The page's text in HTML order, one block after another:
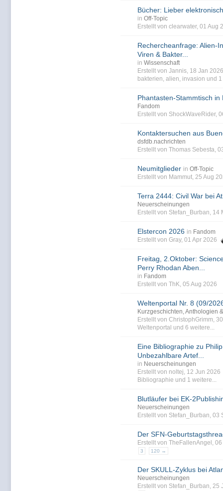
Bücher: Lieber
in Off-Topic
Erstellt von clearwater, 01 Aug
Rechercheanfrage: Alien-
Viren & Bakter...
in Wissenschaft
Erstellt von Jannis, 18 Jan
bakterien, alien, invasion und
Phantasten-Stammtisch in
Fandom
Erstellt von ShockWaveRider,
Kontaktersuchen aus
dsfdb.nachrichten
Erstellt von Thomas Sebesta,
Neumitglieder in Off-Topic
Erstellt von Mammut, 25 Aug
Terra 2444: Civil War bei
Neuerscheinungen
Erstellt von Stefan_Burban, 14
Elstercon 2026 in Fandom
Erstellt von Gray, 01 Apr 2026
Freitag, 2.Oktober:
Perry Rhodan Aben...
in Fandom
Erstellt von ThK, 05 Aug 2026
Weltenportal Nr. 8 (09/
Kurzgeschichten, Anthologien
Erstellt von ChristophGrimm,
Weltenportal und 6 weitere...
Eine Bibliographie zu
Unbezahlbare Artef...
in Neuerscheinungen
Erstellt von noltej, 12 Jun 2026
Bibliographie und 1 weitere...
Blutläufer bei EK-
Neuerscheinungen
Erstellt von Stefan_Burban, 03
Der SFN-
Erstellt von TheFallenAngel,
3 120 →
Der SKULL-Zyklus bei
Neuerscheinungen
Erstellt von Stefan_Burban, 25